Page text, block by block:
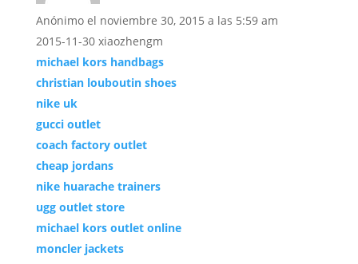
Anónimo el noviembre 30, 2015 a las 5:59 am
2015-11-30 xiaozhengm
michael kors handbags
christian louboutin shoes
nike uk
gucci outlet
coach factory outlet
cheap jordans
nike huarache trainers
ugg outlet store
michael kors outlet online
moncler jackets